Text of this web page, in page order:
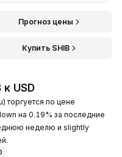
Прогноз цены
Купить SHIB
USD
торгуется по цене
на 0.19% за последние
неделю и slightly